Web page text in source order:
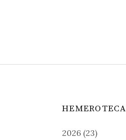
HEMEROTECA
2026 (23)